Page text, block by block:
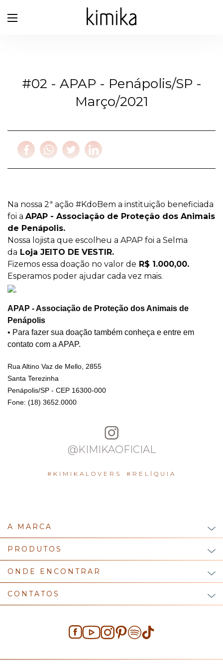
#02 - APAP - Penápolis/SP -
Março/2021
Na nossa 2ª ação #KdoBem a instituição beneficiada
foi a APAP - Associação de Proteção dos Animais
de Penápolis.
Nossa lojista que escolheu a APAP foi a Selma
da Loja JEITO DE VESTIR.
Fizemos essa doação no valor de R$ 1.000,00.
Esperamos poder ajudar cada vez mais.
APAP - Associação de Proteção dos Animais de
Penápolis
• Para fazer sua doação também conheça e entre em
contato com a APAP.
Rua Altino Vaz de Mello, 2855
Santa Terezinha
Penápolis/SP - CEP 16300-000
Fone: (18) 3652.0000
@KIMIKAOFICIAL
#KIMIKALOVERS #RELÍQUIA
A MARCA
PRODUTOS
ONDE ENCONTRAR
CONTATOS